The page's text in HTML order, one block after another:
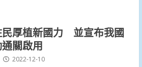
民厚植新國力 並宣布我國
關啟用
2022-12-10